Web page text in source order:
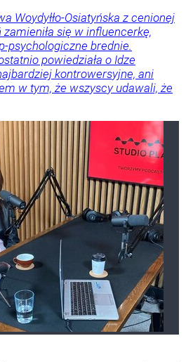
Woydyłło-Osiatyńska z cenionej
się w influencerkę,
psychologiczne brednie.
powiedziała o Idze
kontrowersyjne, ani
w tym, że wszyscy udawali, że